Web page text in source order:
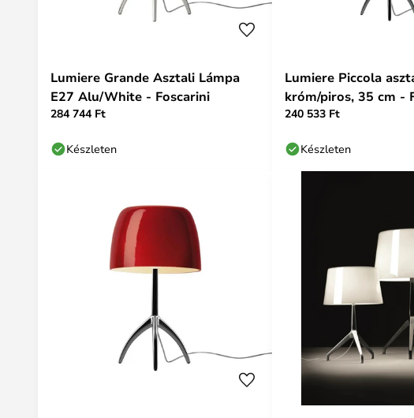
Lumiere Grande Asztali Lámpa
E27 Alu/White - Foscarini
284 744 Ft
Készleten
Lumiere Piccola
króm/piros, 35 cm -
240 533 Ft
Készleten